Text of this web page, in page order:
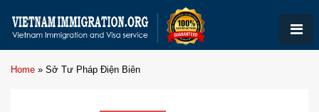
Home » Sở Tư Pháp Điện Biên